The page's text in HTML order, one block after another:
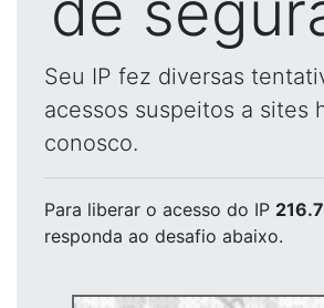
Seu IP fez diversas
acessos suspeitos a sites
conosco.
Para liberar o acesso do IP
responda ao desafio abaixo.